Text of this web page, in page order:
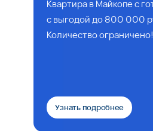
Квартира в Майкопе с
с выгодой до 800 000
Количество ограничено!
Узнать подробнее